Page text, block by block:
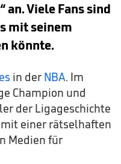
an. Viele Fans sind
mit seinem
könnte.
in der NBA. Im
Champion und
der Ligageschichte
einer rätselhaften
Medien für